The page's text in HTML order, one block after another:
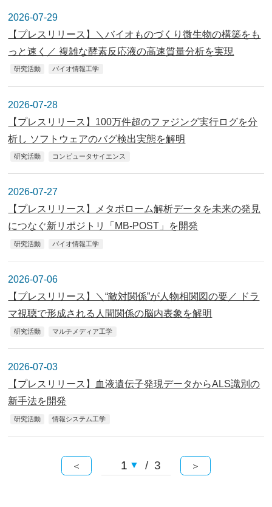
2026-07-29
【プレスリリース】＼バイオものづくり微生物の構築をも
っと速く／ 複雑な酵素反応液の高速質量分析を実現
研究活動 バイオ情報工学
2026-07-28
【プレスリリース】100万件超のファジング実行ログを分
析し ソフトウェアのバグ検出実態を解明
研究活動 コンピュータサイエンス
2026-07-27
【プレスリリース】メタボローム解析データを未来の発見
につなぐ新リポジトリ「MB-POST」を開発
研究活動 バイオ情報工学
2026-07-06
【プレスリリース】＼“敵対関係”が人物相関図の要／ ドラ
マ視聴で形成される人間関係の脳内表象を解明
研究活動 マルチメディア工学
2026-07-03
【プレスリリース】血液遺伝子発現データからALS識別の
新手法を開発
研究活動 情報システム工学
＜ / 3 ＞